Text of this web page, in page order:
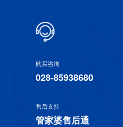
购买咨询
028-85938680
售后支持
管家婆售后通